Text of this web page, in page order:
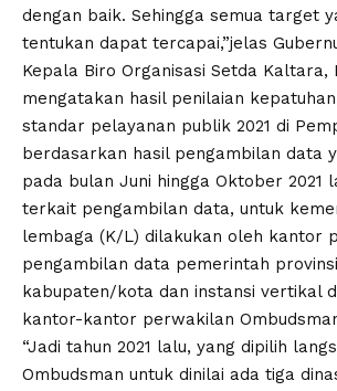
dengan baik. Sehingga semua target
tentukan dapat tercapai,”jelas
Kepala Biro Organisasi Setda Kaltara,
mengatakan hasil penilaian
standar pelayanan publik 2021 di
berdasarkan hasil pengambilan data
pada bulan Juni hingga Oktober 2021
terkait pengambilan data, untuk
lembaga (K/L) dilakukan oleh kantor
pengambilan data pemerintah
kabupaten/kota dan instansi vertikal
kantor-kantor perwakilan
“Jadi tahun 2021 lalu, yang dipilih
Ombudsman untuk dinilai ada tiga